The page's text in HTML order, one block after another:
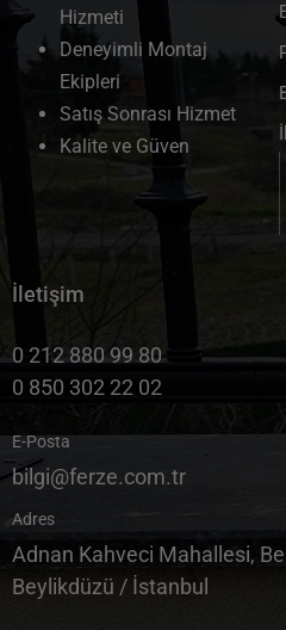
Hizmeti
Deneyimli Montaj
Ekipleri
Satış Sonrası Hizmet
Kalite ve Güven
İletişim
0 212 880 99 80
0 850 302 22 02
E-Posta
bilgi@ferze.com.tr
Adres
Adnan Kahveci Mahallesi,
Beylikdüzü / İstanbul